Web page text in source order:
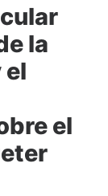
la
el
el